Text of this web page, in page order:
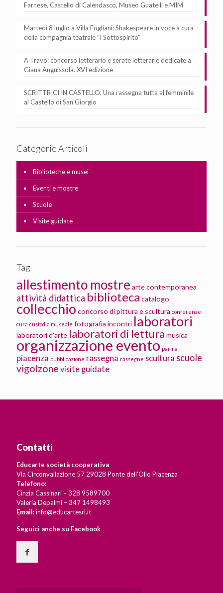
Farnese, Castello di Calendasco, Museo Guatelli e MIM
Martedì 8 luglio a Villa Fogliani: Shakespeare in voce a cura
della compagnia teatrale “I Sottospirito”
A Travo: concorso letterario e serate letterarie dedicate a
Giana Anguissola. XVI edizione
SCRITTRICI IN CASTELLO. Una rassegna tutta al femminile
al Castello di San Giorgio
Categorie Articoli
Biblioteche e musei
Eventi e mostre
Scuole
Visite guidate
Tag
allestimento mostre arte contemporanea
attività didattica biblioteca catalogo
collecchio concorso di pittura e scultura conferenze
cura custodia museale fotografia incontri laboratori
laboratori d'arte laboratori di lettura musica
organizzazione evento parma
piacenza pubblicazione rassegna rassegne scultura scuole
vigolzone visite guidate
Contatti
Educarte società cooperativa
Via Circonvallazione 57 29028 Ponte dell’Olio Piacenza
Telefono:
Cinzia Cassinari – 328 9589700
Valeria Depalmi – 347 1498493
Email:info@educartesrl.it
Seguici anche su Facebook